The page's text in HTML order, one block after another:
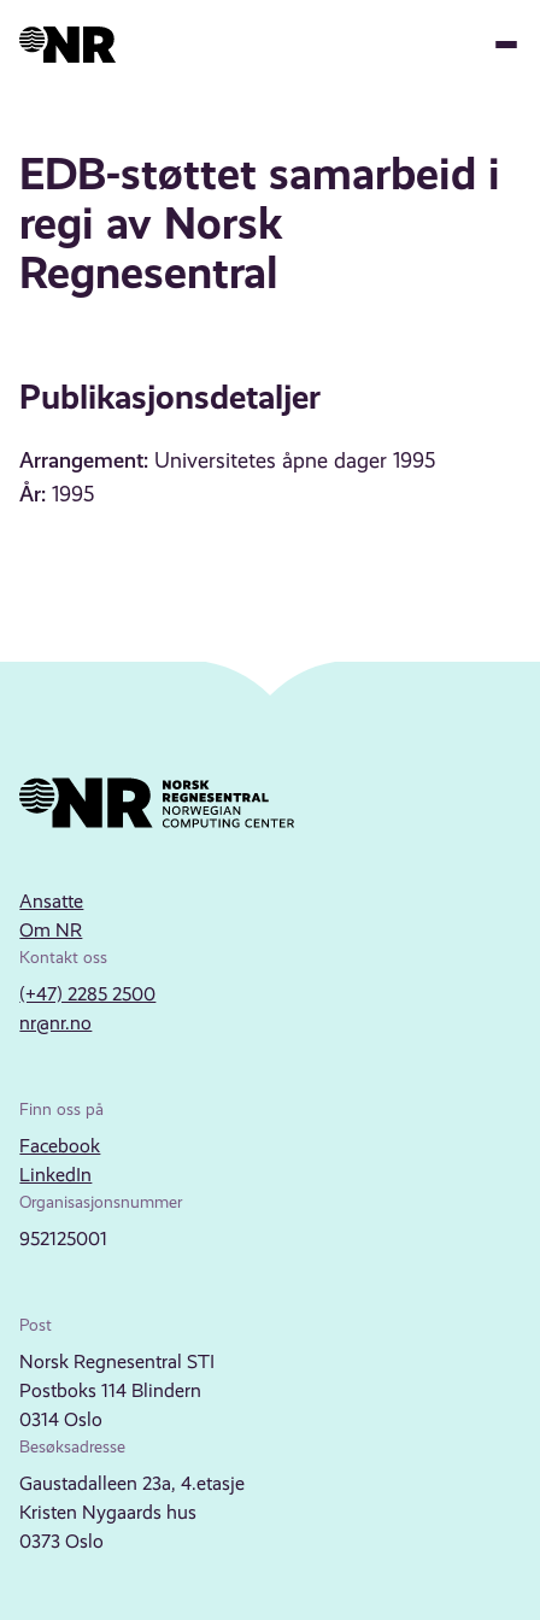
EDB-støttet samarbeid i
regi av Norsk
Regnesentral
Publikasjonsdetaljer
Arrangement: Universitetes åpne dager 1995
År: 1995
Ansatte
Om NR
Kontakt oss
(+47) 2285 2500
nr@nr.no
Finn oss på
Facebook
LinkedIn
Organisasjonsnummer
952125001
Post
Norsk Regnesentral STI
Postboks 114 Blindern
0314 Oslo
Besøksadresse
Gaustadalleen 23a, 4.etasje
Kristen Nygaards hus
0373 Oslo